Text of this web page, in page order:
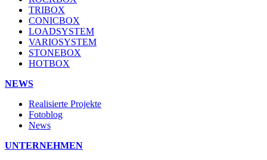
TRIBOX
CONICBOX
LOADSYSTEM
VARIOSYSTEM
STONEBOX
HOTBOX
NEWS
Realisierte Projekte
Fotoblog
News
UNTERNEHMEN